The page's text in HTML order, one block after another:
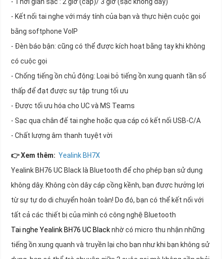
- Kết nối tai nghe với máy tính của bạn và thực hiện cuộc gọi
bằng softphone VoIP
- Đèn báo bận: cũng có thể được kích hoạt bằng tay khi không
có cuộc gọi
- Chống tiếng ồn chủ động: Loại bỏ tiếng ồn xung quanh tần số
thấp để đạt được sự tập trung tối ưu
- Được tối ưu hóa cho UC và MS Teams
- Sạc qua chân đế tai nghe hoặc qua cáp có kết nối USB-C/A
- Chất lượng âm thanh tuyệt vời
👉 Xem thêm: Yealink BH7X
Yealink BH76 UC Black là Bluetooth để cho phép bạn sử dụng
không dây. Không còn dây cáp cồng kềnh, bạn được hưởng lợi
từ sự tự do di chuyển hoàn toàn! Do đó, bạn có thể kết nối với
tất cả các thiết bị của mình có công nghệ Bluetooth
Tai nghe Yealink BH76 UC Blacknhờ có micro thu nhận những
tiếng ồn xung quanh và truyền lại cho bạn như khi bạn không sử